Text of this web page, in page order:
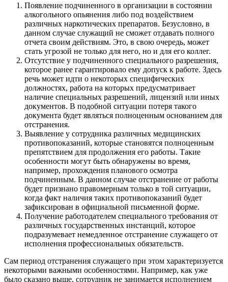
Появление подчиненного в организации в состоянии
алкогольного опьянения либо под воздействием
различных наркотических препаратов. Безусловно, в
данном случае служащий не сможет отдавать полного
отчета своим действиям. Это, в свою очередь, может
стать угрозой не только для него, но и для его коллег.
Отсутствие у подчиненного специального разрешения,
которое ранее гарантировало ему допуск к работе. Здесь
речь может идти о некоторых специфических
должностях, работа на которых предусматривает
наличие специальных разрешений, лицензий или иных
документов. В подобной ситуации потеря такого
документа будет являться полноценным основанием для
отстранения.
Выявление у сотрудника различных медицинских
противопоказаний, которые становятся полноценным
препятствием для продолжения его работы. Такие
особенности могут быть обнаружены во время,
например, прохождения планового осмотра
подчиненным. В данном случае отстранение от работы
будет признано правомерным только в той ситуации,
когда факт наличия таких противопоказаний будет
зафиксирован в официальной письменной форме.
Получение работодателем специального требования от
различных государственных инстанций, которое
подразумевает немедленное отстранение служащего от
исполнения профессиональных обязательств.
Сам период отстранения служащего при этом характеризуется
некоторыми важными особенностями. Например, как уже
было сказано выше, сотрудник не занимается исполнением